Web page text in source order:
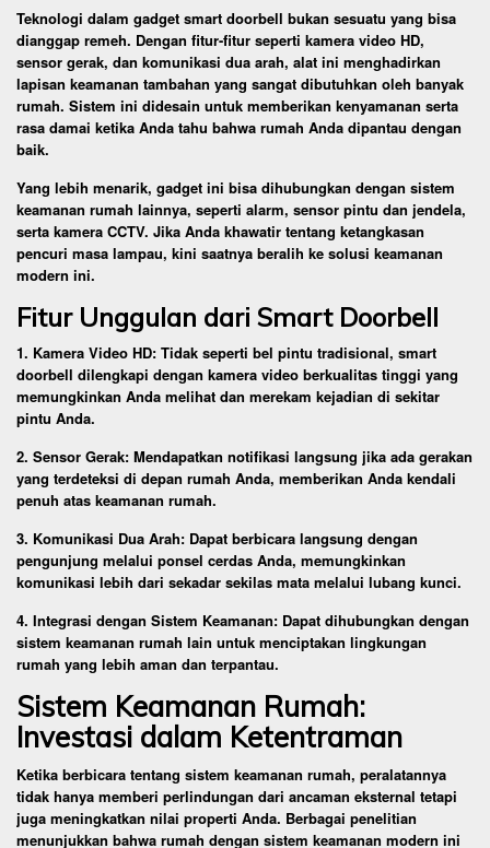
Teknologi dalam gadget smart doorbell bukan sesuatu yang bisa
dianggap remeh. Dengan fitur-fitur seperti kamera video HD,
sensor gerak, dan komunikasi dua arah, alat ini menghadirkan
lapisan keamanan tambahan yang sangat dibutuhkan oleh banyak
rumah. Sistem ini didesain untuk memberikan kenyamanan serta
rasa damai ketika Anda tahu bahwa rumah Anda dipantau dengan
baik.
Yang lebih menarik, gadget ini bisa dihubungkan dengan sistem
keamanan rumah lainnya, seperti alarm, sensor pintu dan jendela,
serta kamera CCTV. Jika Anda khawatir tentang ketangkasan
pencuri masa lampau, kini saatnya beralih ke solusi keamanan
modern ini.
Fitur Unggulan dari Smart Doorbell
1. Kamera Video HD: Tidak seperti bel pintu tradisional, smart
doorbell dilengkapi dengan kamera video berkualitas tinggi yang
memungkinkan Anda melihat dan merekam kejadian di sekitar
pintu Anda.
2. Sensor Gerak: Mendapatkan notifikasi langsung jika ada gerakan
yang terdeteksi di depan rumah Anda, memberikan Anda kendali
penuh atas keamanan rumah.
3. Komunikasi Dua Arah: Dapat berbicara langsung dengan
pengunjung melalui ponsel cerdas Anda, memungkinkan
komunikasi lebih dari sekadar sekilas mata melalui lubang kunci.
4. Integrasi dengan Sistem Keamanan: Dapat dihubungkan dengan
sistem keamanan rumah lain untuk menciptakan lingkungan
rumah yang lebih aman dan terpantau.
Sistem Keamanan Rumah:
Investasi dalam Ketentraman
Ketika berbicara tentang sistem keamanan rumah, peralatannya
tidak hanya memberi perlindungan dari ancaman eksternal tetapi
juga meningkatkan nilai properti Anda. Berbagai penelitian
menunjukkan bahwa rumah dengan sistem keamanan modern ini